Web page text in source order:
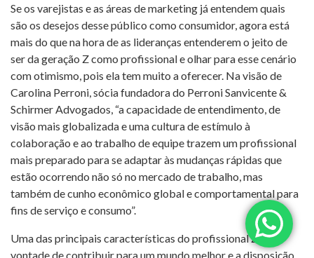
Se os varejistas e as áreas de marketing já entendem quais
são os desejos desse público como consumidor, agora está
mais do que na hora de as lideranças entenderem o jeito de
ser da geração Z como profissional e olhar para esse cenário
com otimismo, pois ela tem muito a oferecer. Na visão de
Carolina Perroni, sócia fundadora do Perroni Sanvicente &
Schirmer Advogados, “a capacidade de entendimento, de
visão mais globalizada e uma cultura de estímulo à
colaboração e ao trabalho de equipe trazem um profissional
mais preparado para se adaptar às mudanças rápidas que
estão ocorrendo não só no mercado de trabalho, mas
também de cunho econômico global e comportamental para
fins de serviço e consumo”.
Uma das principais características do profissional Z é a
vontade de contribuir para um mundo melhor e a disposição